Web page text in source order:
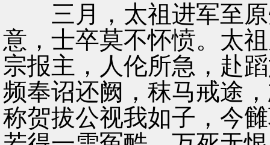
三月，太祖进军至原
意，士卒莫不怀愤。太
宗报主，人伦所急，赴
频奉诏还阙，秣马戒途
称贺拔公视我如子，今